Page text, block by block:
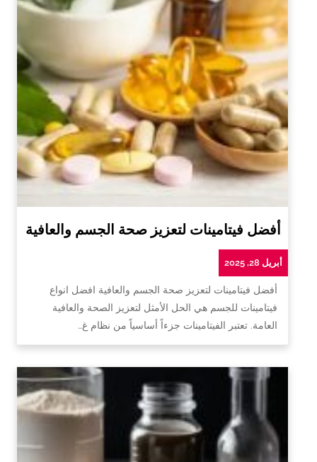
أفضل فيتامينات لتعزيز صحة الجسم والعافية
أبريل 28, 2025
أفضل فيتامينات لتعزيز صحة الجسم والعافية افضل انواع
فيتامينات للجسم هي الحل الأمثل لتعزيز الصحة والعافية
العامة. تعتبر الفيتامينات جزءاً أساسياً من نظام غ…